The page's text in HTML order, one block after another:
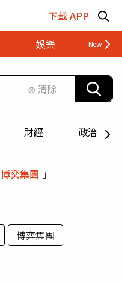
下載 APP
娛樂 財經
⊗ 清除
財經 政治
博奕集團 」
博弈集團